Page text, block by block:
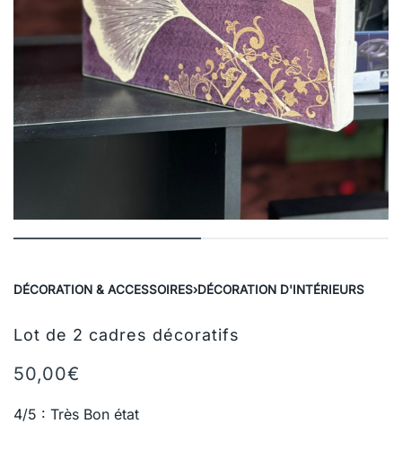
DÉCORATION & ACCESSOIRES›DÉCORATION D'INTÉRIEURS
Lot de 2 cadres décoratifs
50,00€
4/5 : Très Bon état